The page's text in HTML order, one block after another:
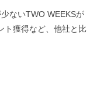
ないTWO WEEKSが
ト獲得など、他社と比